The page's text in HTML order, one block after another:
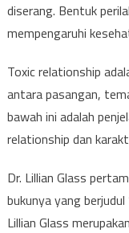
diserang. Bentuk
mempengaruhi
Toxic relationship
antara pasangan,
bawah ini adalah
relationship dan
Dr. Lillian Glass
bukunya yang
Lillian Glass